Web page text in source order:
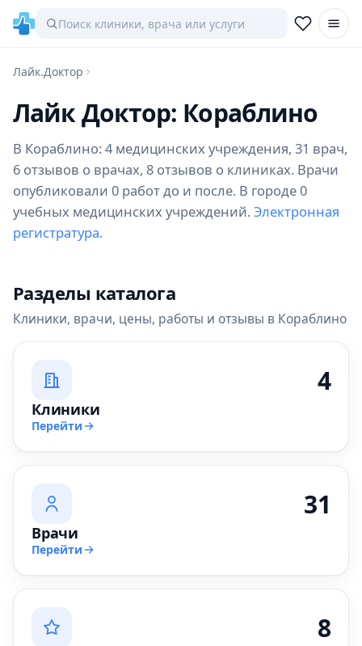
Лайк.Доктор
Лайк Доктор: Кораблино
В Кораблино: 4 медицинских учреждения, 31 врач,
6 отзывов о врачах, 8 отзывов о клиниках. Врачи
опубликовали 0 работ до и после. В городе 0
учебных медицинских учреждений. Электронная
регистратура.
Разделы каталога
Клиники, врачи, цены, работы и отзывы в Кораблино
4
Клиники
Перейти
31
Врачи
Перейти
8